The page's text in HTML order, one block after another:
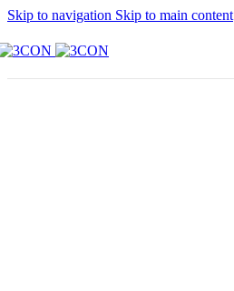
Skip to navigation Skip to main content